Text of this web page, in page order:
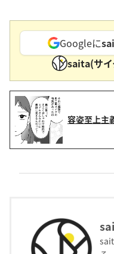
Googleに
saita(サ
容姿至上主